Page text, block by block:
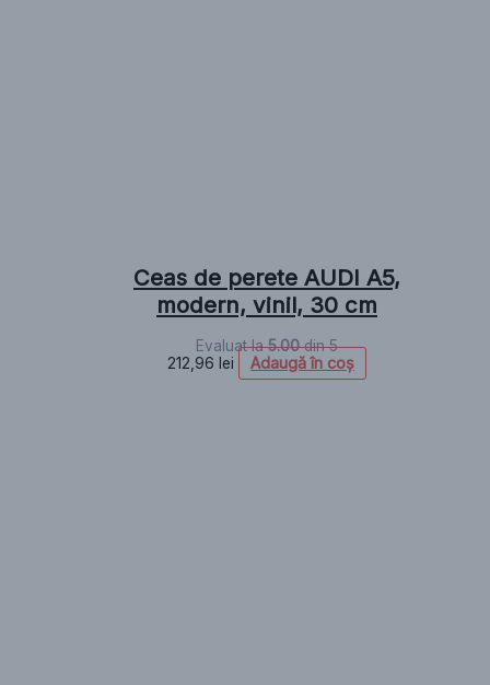
Ceas de perete AUDI A5,
modern, vinil, 30 cm
Evaluat la5.00din 5
212,96 lei Adaugă în coș